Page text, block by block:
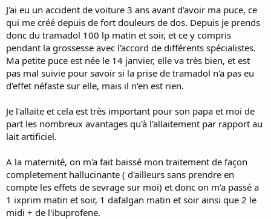
J'ai eu un accident de voiture 3 ans avant d'avoir ma puce, ce
qui me créé depuis de fort douleurs de dos. Depuis je prends
donc du tramadol 100 lp matin et soir, et ce y compris
pendant la grossesse avec l'accord de différents spécialistes.
Ma petite puce est née le 14 janvier, elle va très bien, et est
pas mal suivie pour savoir si la prise de tramadol n'a pas eu
d'effet néfaste sur elle, mais il n'en est rien.
Je l'allaite et cela est très important pour son papa et moi de
part les nombreux avantages qu'à l'allaitement par rapport au
lait artificiel.
A la maternité, on m'a fait baissé mon traitement de façon
completement hallucinante ( d'ailleurs sans prendre en
compte les effets de sevrage sur moi) et donc on m'a passé a
1 ixprim matin et soir, 1 dafalgan matin et soir ainsi que 2 le
midi + de l'ibuprofene.